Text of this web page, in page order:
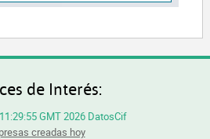
de Interés:
GMT 2026 DatosCif
creadas hoy